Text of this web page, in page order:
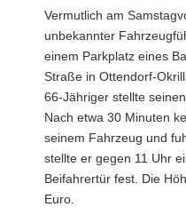
Vermutlich am
unbekannter
einem Parkplatz eines
Straße in Ottendorf-
66-Jähriger stellte
Nach etwa 30 Minuten
seinem Fahrzeug und
stellte er gegen 11 Uhr
Beifahrertür fest. Die
Euro.